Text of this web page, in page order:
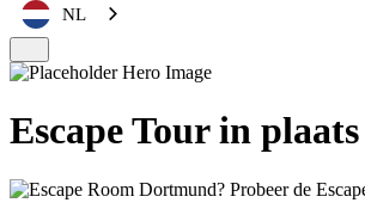
NL
Escape Tour in